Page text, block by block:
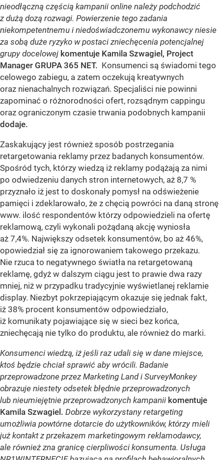
nieodłączną częścią kampanii online należy podchodzić
z dużą dozą rozwagi. Powierzenie tego zadania
niekompetentnemu i niedoświadczonemu wykonawcy niesie
za sobą duże ryzyko w postaci zniechęcenia potencjalnej
grupy docelowej komentuje Kamila Szwagiel, Project
Manager GRUPA 365 NET. Konsumenci są świadomi tego
celowego zabiegu, a zatem oczekują kreatywnych
oraz nienachalnych rozwiązań. Specjaliści nie powinni
zapominać o różnorodności ofert, rozsądnym cappingu
oraz ograniczonym czasie trwania podobnych kampanii
dodaje.
Zaskakujący jest również sposób postrzegania
retargetowania reklamy przez badanych konsumentów.
Spośród tych, którzy wiedzą iż reklamy podążają za nimi
po odwiedzeniu danych stron internetowych, aż 8,7 %
przyznało iż jest to doskonały pomysł na odświeżenie
pamięci i zdeklarowało, że z chęcią powróci na daną stronę
www. ilość respondentów którzy odpowiedzieli na ofertę
reklamową, czyli wykonali pożądaną akcję wyniosła
aż 7,4%. Największy odsetek konsumentów, bo aż 46%,
opowiedział się za ignorowaniem takowego przekazu.
Nie rzuca to negatywnego światła na retargetowaną
reklamę, gdyż w dalszym ciągu jest to prawie dwa razy
mniej, niż w przypadku tradycyjnie wyświetlanej reklamie
display. Niezbyt pokrzepiającym okazuje się jednak fakt,
iż 38% procent konsumentów odpowiedziało,
iż komunikaty pojawiające się w sieci bez końca,
zniechęcają nie tylko do produktu, ale również do marki.
Konsumenci wiedzą, iż jeśli raz udali się w dane miejsce,
ktoś będzie chciał sprawić aby wrócili. Badanie
przeprowadzone przez Marketing Land i SurveyMonkey
obrazuje niestety odsetek błędnie przeprowadzonych
lub nieumiejętnie przeprowadzonych kampanii komentuje
Kamila Szwagiel. Dobrze wykorzystany retargeting
umożliwia powtórne dotarcie do użytkowników, którzy mieli
już kontakt z przekazem marketingowym reklamodawcy,
ale również zna granicę cierpliwości konsumenta. Usługa